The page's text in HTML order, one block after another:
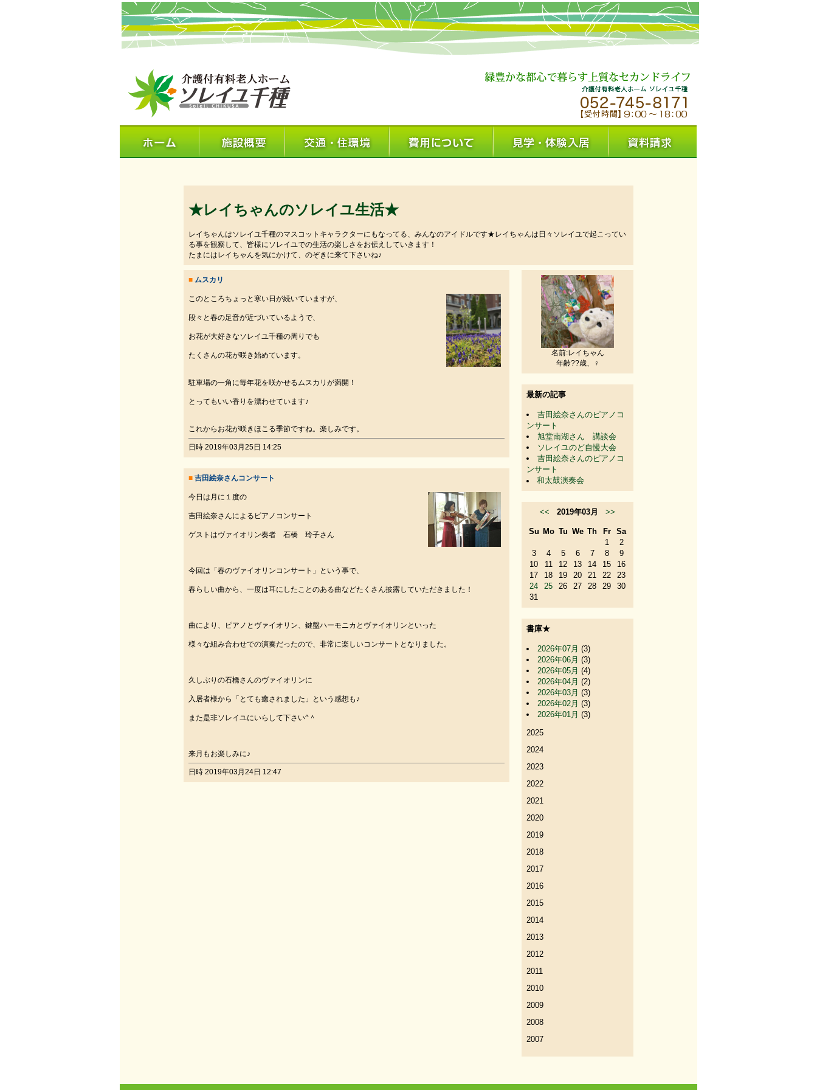
★レイちゃんのソレイユ生活★
レイちゃんはソレイユ千種のマスコットキャラクターにもなってる、みんなのアイドルです★レイちゃんは日々ソレイユで起こってい
る事を観察して、皆様にソレイユでの生活の楽しさをお伝えしていきます！
たまにはレイちゃんを気にかけて、のぞきに来て下さいね♪
■ ムスカリ
このところちょっと寒い日が続いていますが、
段々と春の足音が近づいているようで、
お花が大好きなソレイユ千種の周りでも
たくさんの花が咲き始めています。
駐車場の一角に毎年花を咲かせるムスカリが満開！
とってもいい香りを漂わせています♪
これからお花が咲きほこる季節ですね。楽しみです。
日時 2019年03月25日 14:25
■ 吉田絵奈さんコンサート
今日は月に１度の
吉田絵奈さんによるピアノコンサート
ゲストはヴァイオリン奏者 石橋 玲子さん
今回は「春のヴァイオリンコンサート」という事で、
春らしい曲から、一度は耳にしたことのある曲などたくさん披露していただきました！
曲により、ピアノとヴァイオリン、鍵盤ハーモニカとヴァイオリンといった
様々な組み合わせでの演奏だったので、非常に楽しいコンサートとなりました。
久しぶりの石橋さんのヴァイオリンに
入居者様から「とても癒されました」という感想も♪
また是非ソレイユにいらして下さい^＾
来月もお楽しみに♪
日時 2019年03月24日 12:47
名前:レイちゃん
年齢??歳、♀
最新の記事
吉田絵奈さんのピアノコ
ンサート
旭堂南湖さん 講談会
ソレイユのど自慢大会
吉田絵奈さんのピアノコ
ンサート
和太鼓演奏会
<< 2019年03月 >>
Su Mo Tu We Th Fr
Sa
1
2
3
4 5 6 7 8
9
10
11 12 13 14 15
16
17
18 19 20 21 22
23
24
25 26 27 28 29
30
31
書庫★
2026年07月 (3)
2026年06月 (3)
2026年05月 (4)
2026年04月 (2)
2026年03月 (3)
2026年02月 (3)
2026年01月 (3)
2025
2024
2023
2022
2021
2020
2019
2018
2017
2016
2015
2014
2013
2012
2011
2010
2009
2008
2007